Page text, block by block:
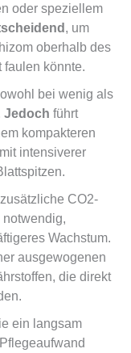
oder speziellem
, um
oberhalb des
faulen könnte.
bei wenig als
Jedoch führt
kompakteren
intensiverer
CO2-
Wachstum.
ausgewogenen
die direkt
ein langsam